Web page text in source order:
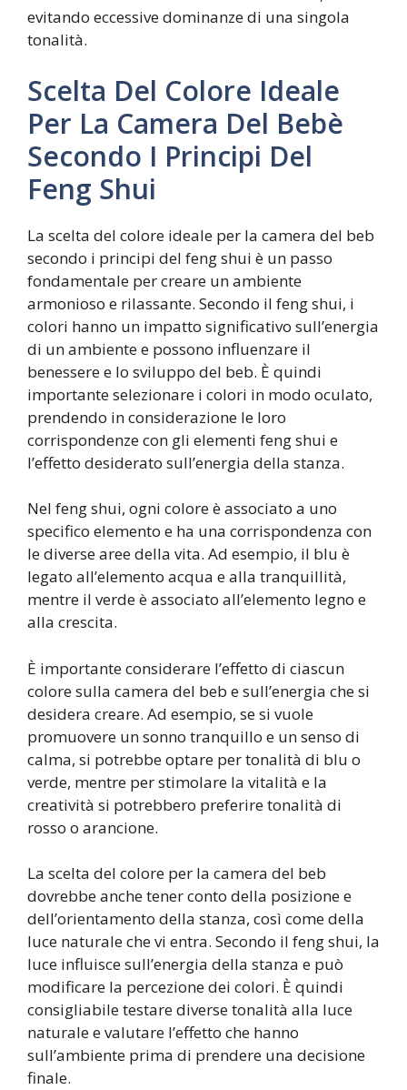
evitando eccessive dominanze di una singola
tonalità.
Scelta Del Colore Ideale
Per La Camera Del Bebè
Secondo I Principi Del
Feng Shui
La scelta del colore ideale per la camera del beb
secondo i principi del feng shui è un passo
fondamentale per creare un ambiente
armonioso e rilassante. Secondo il feng shui, i
colori hanno un impatto significativo sull’energia
di un ambiente e possono influenzare il
benessere e lo sviluppo del beb. È quindi
importante selezionare i colori in modo oculato,
prendendo in considerazione le loro
corrispondenze con gli elementi feng shui e
l’effetto desiderato sull’energia della stanza.
Nel feng shui, ogni colore è associato a uno
specifico elemento e ha una corrispondenza con
le diverse aree della vita. Ad esempio, il blu è
legato all’elemento acqua e alla tranquillità,
mentre il verde è associato all’elemento legno e
alla crescita.
È importante considerare l’effetto di ciascun
colore sulla camera del beb e sull’energia che si
desidera creare. Ad esempio, se si vuole
promuovere un sonno tranquillo e un senso di
calma, si potrebbe optare per tonalità di blu o
verde, mentre per stimolare la vitalità e la
creatività si potrebbero preferire tonalità di
rosso o arancione.
La scelta del colore per la camera del beb
dovrebbe anche tener conto della posizione e
dell’orientamento della stanza, così come della
luce naturale che vi entra. Secondo il feng shui, la
luce influisce sull’energia della stanza e può
modificare la percezione dei colori. È quindi
consigliabile testare diverse tonalità alla luce
naturale e valutare l’effetto che hanno
sull’ambiente prima di prendere una decisione
finale.